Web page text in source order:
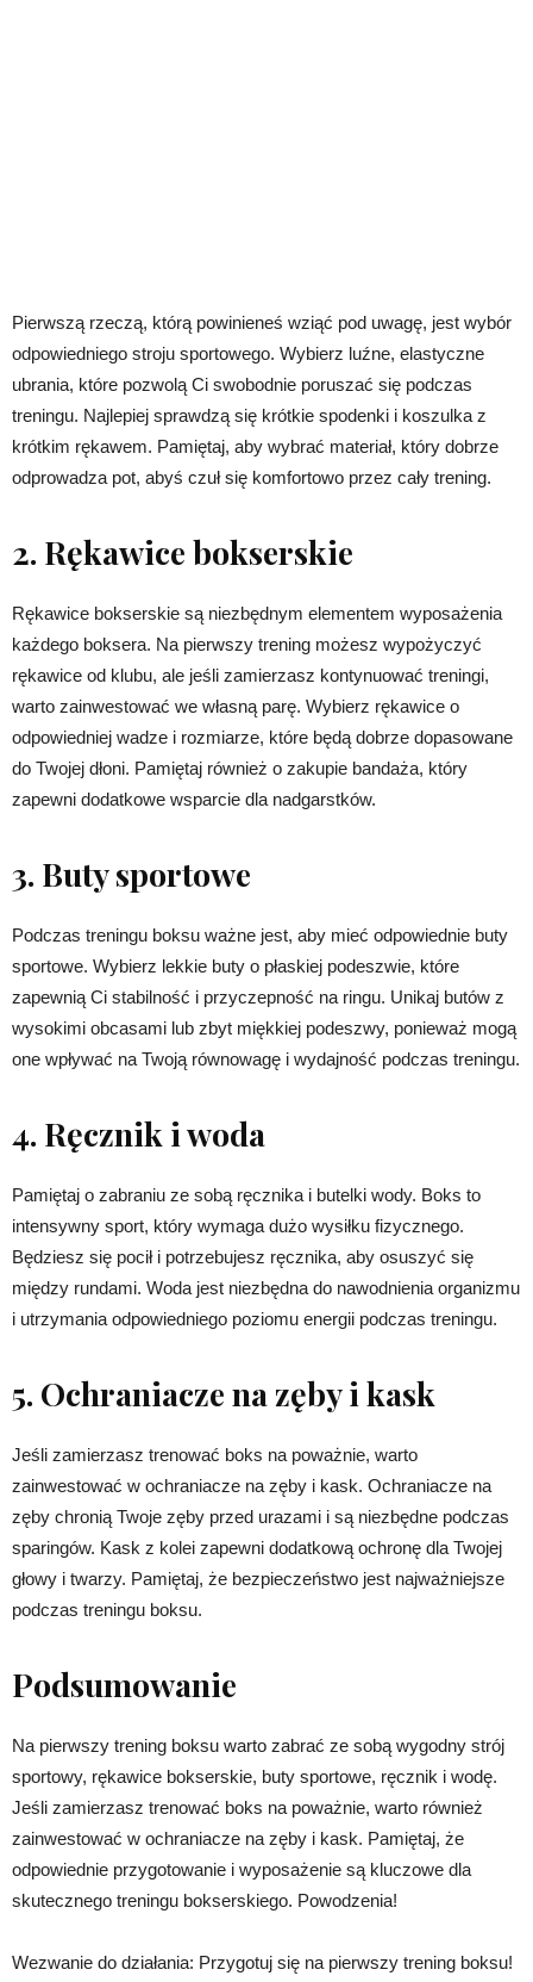
Pierwszą rzeczą, którą powinieneś wziąć pod uwagę, jest wybór
odpowiedniego stroju sportowego. Wybierz luźne, elastyczne
ubrania, które pozwolą Ci swobodnie poruszać się podczas
treningu. Najlepiej sprawdzą się krótkie spodenki i koszulka z
krótkim rękawem. Pamiętaj, aby wybrać materiał, który dobrze
odprowadza pot, abyś czuł się komfortowo przez cały trening.
2. Rękawice bokserskie
Rękawice bokserskie są niezbędnym elementem wyposażenia
każdego boksera. Na pierwszy trening możesz wypożyczyć
rękawice od klubu, ale jeśli zamierzasz kontynuować treningi,
warto zainwestować we własną parę. Wybierz rękawice o
odpowiedniej wadze i rozmiarze, które będą dobrze dopasowane
do Twojej dłoni. Pamiętaj również o zakupie bandaża, który
zapewni dodatkowe wsparcie dla nadgarstków.
3. Buty sportowe
Podczas treningu boksu ważne jest, aby mieć odpowiednie buty
sportowe. Wybierz lekkie buty o płaskiej podeszwie, które
zapewnią Ci stabilność i przyczepność na ringu. Unikaj butów z
wysokimi obcasami lub zbyt miękkiej podeszwy, ponieważ mogą
one wpływać na Twoją równowagę i wydajność podczas treningu.
4. Ręcznik i woda
Pamiętaj o zabraniu ze sobą ręcznika i butelki wody. Boks to
intensywny sport, który wymaga dużo wysiłku fizycznego.
Będziesz się pocił i potrzebujesz ręcznika, aby osuszyć się
między rundami. Woda jest niezbędna do nawodnienia organizmu
i utrzymania odpowiedniego poziomu energii podczas treningu.
5. Ochraniacze na zęby i kask
Jeśli zamierzasz trenować boks na poważnie, warto
zainwestować w ochraniacze na zęby i kask. Ochraniacze na
zęby chronią Twoje zęby przed urazami i są niezbędne podczas
sparingów. Kask z kolei zapewni dodatkową ochronę dla Twojej
głowy i twarzy. Pamiętaj, że bezpieczeństwo jest najważniejsze
podczas treningu boksu.
Podsumowanie
Na pierwszy trening boksu warto zabrać ze sobą wygodny strój
sportowy, rękawice bokserskie, buty sportowe, ręcznik i wodę.
Jeśli zamierzasz trenować boks na poważnie, warto również
zainwestować w ochraniacze na zęby i kask. Pamiętaj, że
odpowiednie przygotowanie i wyposażenie są kluczowe dla
skutecznego treningu bokserskiego. Powodzenia!
Wezwanie do działania: Przygotuj się na pierwszy trening boksu!